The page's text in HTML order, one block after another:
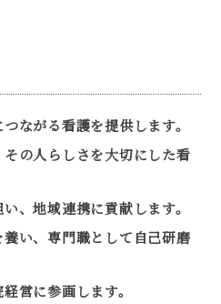
ながる看護を提供します。
の人らしさを大切にした看
、地域連携に貢献します。
い、専門職として自己研磨
営に参画します。